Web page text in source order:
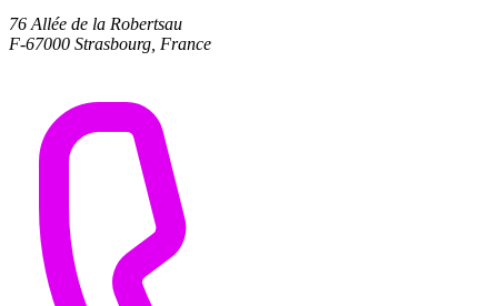
76 Allée de la Robertsau
F-67000 Strasbourg, France